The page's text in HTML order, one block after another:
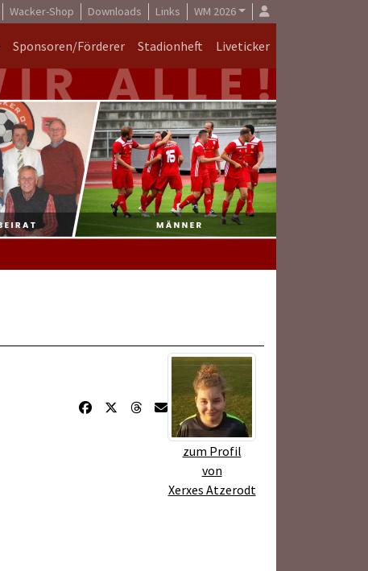
Wacker-Shop Downloads Links WM 2026
Sponsoren/Förderer Stadionheft Liveticker
zum Profil
von
Xerxes Atzerodt